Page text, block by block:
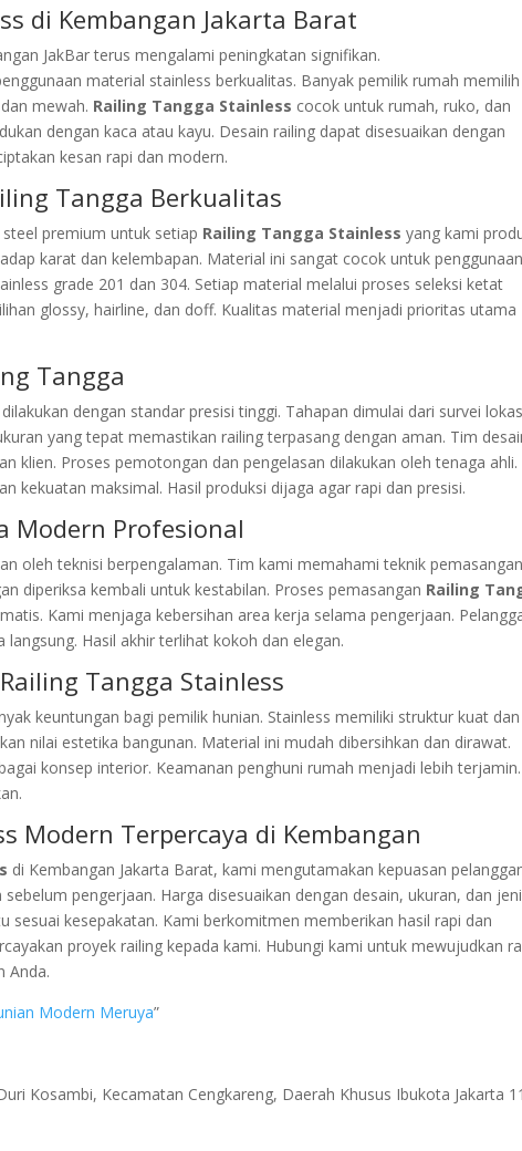
di Kembangan Jakarta Barat
JakBar terus mengalami peningkatan signifikan.
material stainless berkualitas. Banyak pemilik rumah memilih
mewah. Railing Tangga Stainless cocok untuk rumah, ruko, dan
dengan kaca atau kayu. Desain railing dapat disesuaikan dengan
kesan rapi dan modern.
Tangga Berkualitas
premium untuk setiap Railing Tangga Stainless yang kami
karat dan kelembapan. Material ini sangat cocok untuk penggunaan
grade 201 dan 304. Setiap material melalui proses seleksi ketat
glossy, hairline, dan doff. Kualitas material menjadi prioritas utama
Tangga
dilakukan dengan standar presisi tinggi. Tahapan dimulai dari survei
yang tepat memastikan railing terpasang dengan aman. Tim
klien. Proses pemotongan dan pengelasan dilakukan oleh tenaga ahli.
kekuatan maksimal. Hasil produksi dijaga agar rapi dan presisi.
Modern Profesional
oleh teknisi berpengalaman. Tim kami memahami teknik pemasangan
diperiksa kembali untuk kestabilan. Proses pemasangan Railing
Kami menjaga kebersihan area kerja selama pengerjaan.
Hasil akhir terlihat kokoh dan elegan.
Tangga Stainless
keuntungan bagi pemilik hunian. Stainless memiliki struktur kuat dan
nilai estetika bangunan. Material ini mudah dibersihkan dan dirawat.
konsep interior. Keamanan penghuni rumah menjadi lebih terjamin.
Modern Terpercaya di Kembangan
di Kembangan Jakarta Barat, kami mengutamakan kepuasan
pengerjaan. Harga disesuaikan dengan desain, ukuran, dan
sesuai kesepakatan. Kami berkomitmen memberikan hasil rapi dan
proyek railing kepada kami. Hubungi kami untuk mewujudkan
Anda.
Modern Meruya”
Kosambi, Kecamatan Cengkareng, Daerah Khusus Ibukota Jakarta